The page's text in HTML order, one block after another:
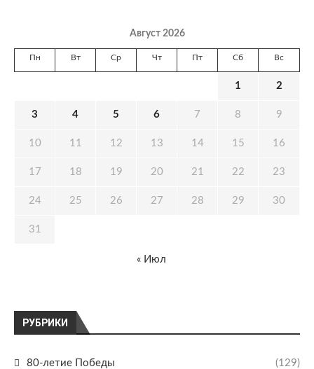
РУБРИКИ
80-летие Победы (129)
Август 2026
Пн Вт Ср Чт Пт Сб Вс
1 2
3 4 5 6 7 8 9
10 11 12 13 14 15 16
17 18 19 20 21 22 23
24 25 26 27 28 29 30
31
« Июл